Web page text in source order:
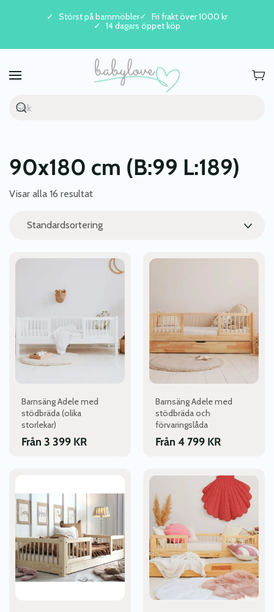
Skip to main content
Störst på barnmöbler
Fri frakt över 1000 kr
14 dagars öppet köp
90x180 cm (B:99 L:189)
Visar alla 16 resultat
Barnsäng Adele med
stödbräda (olika
storlekar)
Från 3 399 KR
Den
De
olika
alternativen
kan
produktsidan
Barnsäng Adele med
stödbräda och
förvaringslåda
Från 4 799 KR
Den
flera
varianter.
De
olika
alternativen
kan
produktsidan
produkten
har
flera
varianter.
De
olika
alternativen
Den
produkten
har
flera
varianter.
De
olika
alternativen
kan